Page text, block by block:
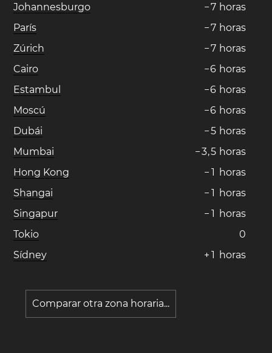
Johannesburgo
−7 horas
París
−7 horas
Zúrich
−7 horas
Cairo
−6 horas
Estambul
−6 horas
Moscú
−6 horas
Dubái
−5 horas
Mumbai
−3,5 horas
Hong Kong
− 1 horas
Shangai
− 1 horas
Singapur
− 1 horas
Tokio
0
Sídney
+ 1 horas
Comparar otra zona horaria...